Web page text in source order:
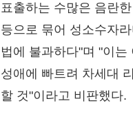
표출하는 수많은 음란
등으로 묶어 성소수자
법에 불과하다"며 "이
성애에 빠트려 차세대
할 것"이라고 비판했다.